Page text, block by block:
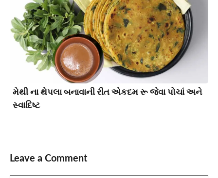
મેથી ના થેપલા બનાવાની રીત એકદમ રૂ જેવા પોચાં અને
સ્વાદિષ્ટ
Leave a Comment